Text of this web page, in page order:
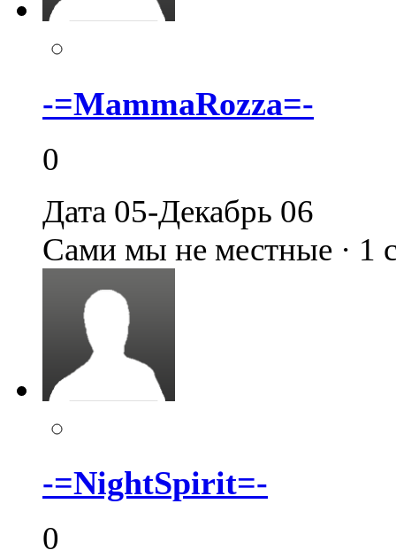
-=MammaRozza=-
0
Дата 05-Декабрь 06
Сами мы не местные · 1
-=NightSpirit=-
0